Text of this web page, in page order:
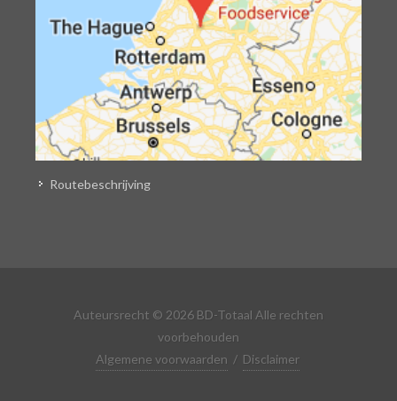
Routebeschrijving
Auteursrecht © 2026 BD-Totaal Alle rechten
voorbehouden
Algemene voorwaarden / Disclaimer